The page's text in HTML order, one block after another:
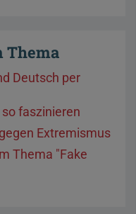
Thema
Deutsch per
faszinieren
Extremismus
Thema "Fake